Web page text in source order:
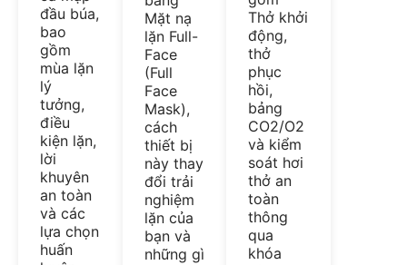
đầu búa,
bao
gồm
mùa lặn
lý
tưởng,
điều
kiện lặn,
lời
khuyên
an toàn
và các
lựa chọn
huấn
Mặt nạ
lặn Full-
Face
(Full
Face
Mask),
cách
thiết bị
này thay
đổi trải
nghiệm
lặn của
bạn và
những gì
Thở khởi
động,
thở
phục
hồi,
bảng
CO2/O2
và kiểm
soát hơi
thở an
toàn
thông
qua
khóa